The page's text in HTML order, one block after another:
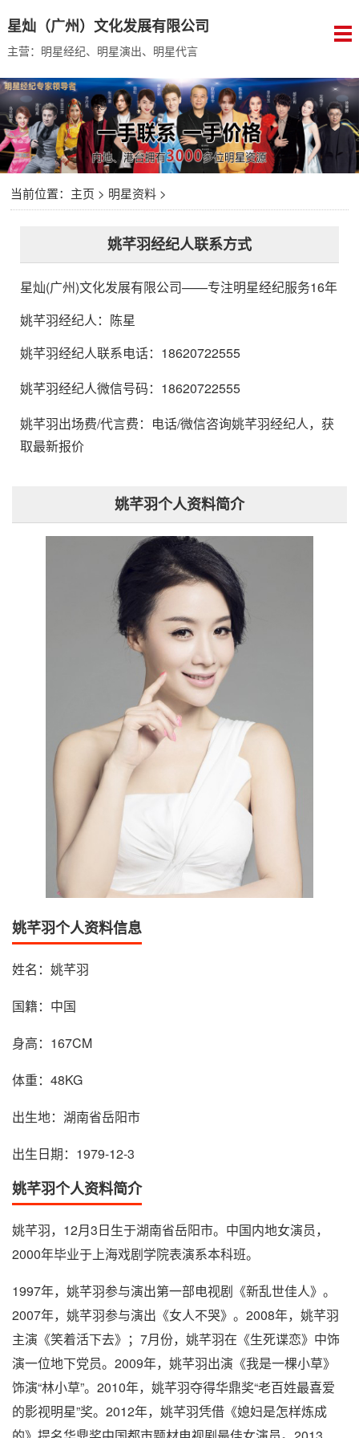
星灿（广州）文化发展有限公司
主营：明星经纪、明星演出、明星代言
当前位置： 主页 > 明星资料>
姚芊羽经纪人联系方式
星灿(广州)文化发展有限公司——专注明星经纪服务16年
姚芊羽经纪人： 陈星
姚芊羽经纪人联系电话：18620722555
姚芊羽经纪人微信号码：18620722555
姚芊羽出场费/代言费：电话/微信咨询姚芊羽经纪人，获
取最新报价
姚芊羽个人资料简介
姚芊羽个人资料信息
姓名：姚芊羽
国籍：中国
身高：167CM
体重：48KG
出生地：湖南省岳阳市
出生日期：1979-12-3
姚芊羽个人资料简介
姚芊羽，12月3日生于湖南省岳阳市。中国内地女演员，
2000年毕业于上海戏剧学院表演系本科班。
1997年，姚芊羽参与演出第一部电视剧《新乱世佳人》。
2007年，姚芊羽参与演出《女人不哭》。2008年，姚芊羽
主演《笑着活下去》；7月份，姚芊羽在《生死谍恋》中饰
演一位地下党员。2009年，姚芊羽出演《我是一棵小草》
饰演“林小草”。2010年，姚芊羽夺得华鼎奖“老百姓最喜爱
的影视明星”奖。2012年，姚芊羽凭借《媳妇是怎样炼成